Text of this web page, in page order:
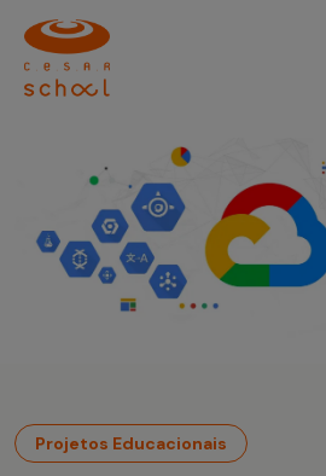
Projetos Educacionais